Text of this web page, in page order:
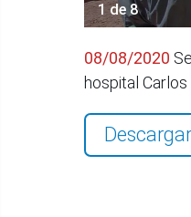
1 de 8
08/08/2020
hospital